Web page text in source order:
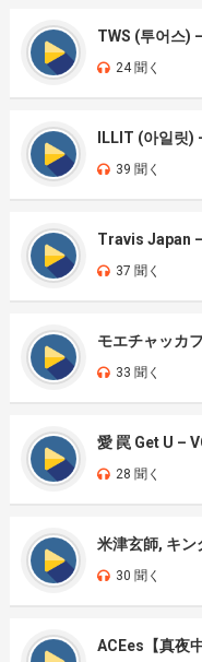
TWS (투어스)
24 聞く
ILLIT (아일릿
39 聞く
Travis Japan
37 聞く
33 聞く
愛 罠 Get U –
28 聞く
米津玄師, キン
30 聞く
ACEes【真夜